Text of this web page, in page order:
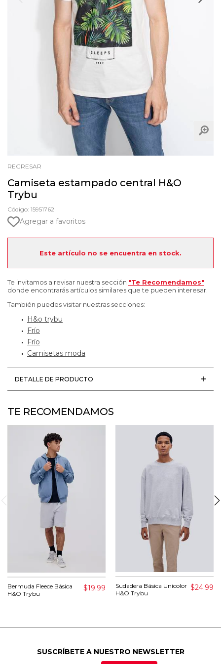
REGRESAR
Camiseta estampado central H&O
Trybu
Código: 15951762
Agregar a favoritos
Este artículo no se encuentra en stock.
Te invitamos a revisar nuestra sección "Te Recomendamos"
donde encontrarás artículos similares que te pueden interesar.
También puedes visitar nuestras secciones:
H&o trybu
Frío
Frío
Camisetas moda
DETALLE DE PRODUCTO
TE RECOMENDAMOS
Bermuda Fleece Básica
H&O Trybu
$19.99
Sudadera Básica Unicolor
H&O Trybu
$24.99
SUSCRÍBETE A NUESTRO NEWSLETTER